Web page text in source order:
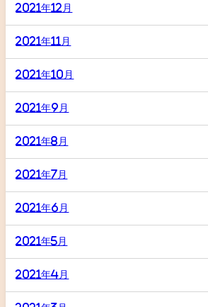
2021年12月
2021年11月
2021年10月
2021年9月
2021年8月
2021年7月
2021年6月
2021年5月
2021年4月